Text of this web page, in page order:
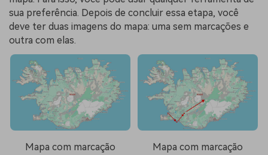
sua preferência. Depois de concluir essa etapa, você
deve ter duas imagens do mapa: uma sem marcações e
outra com elas.
Mapa com marcação Mapa com marcação